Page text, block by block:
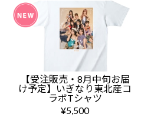
【受注販売・8月中旬お届
け予定】いぎなり東北産コ
ラボTシャツ
¥5,500